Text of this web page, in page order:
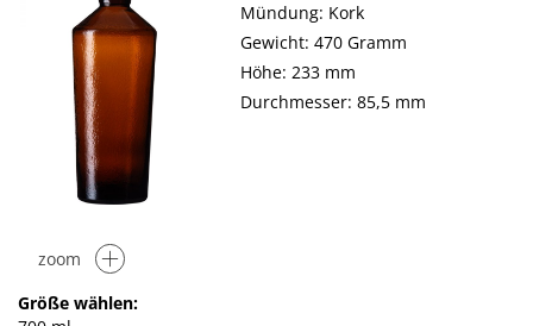
zoom
Mündung: Kork
Gewicht: 470 Gramm
Höhe: 233 mm
Durchmesser: 85,5 mm
Größe wählen: